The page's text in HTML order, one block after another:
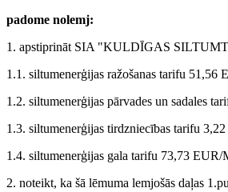
padome nolemj:
1. apstiprināt SIA "KULDĪGAS
1.1. siltumenerģijas ražošanas tarifu 51,56
1.2. siltumenerģijas pārvades un sadales
1.3. siltumenerģijas tirdzniecības tarifu
1.4. siltumenerģijas gala tarifu 73,73 EUR/
2. noteikt, ka šā lēmuma lemjošās daļas